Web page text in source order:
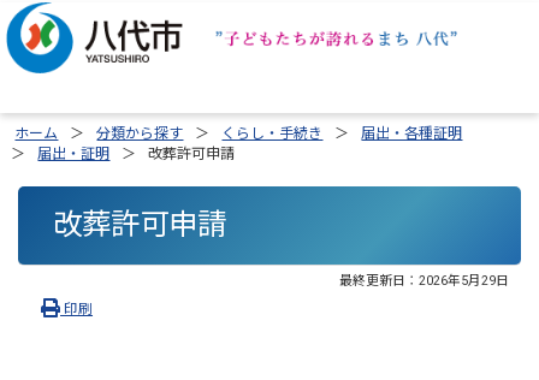
ホーム 分類から探す くらし・手続き
届出・各種証明
届出・証明
改葬許可申請
改葬許可申請
最終更新日： 2026年5月29日
印刷